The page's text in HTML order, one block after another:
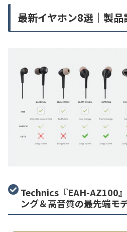
最新イヤホン8選｜製
Technics『EAH-AZ100
ング＆高音質の最先端モ